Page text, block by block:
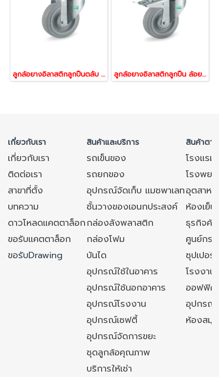
ลูกล้อยางอิลาสติกลูกปืนตลับ ล้อยาง ล้อไม่ทำพื้นเป็นรอย รับน้ำหนัก 250-450 กก.สกรูหมุน รุ่น UFP ยี่ห้อ TENTE 13087,13100,13124 ลูกล้อยางอิลาสติกลูกปืน ล้อยาง ล้อไม่ทำพื้นเป็นรอย ตลับรับน้ำหนัก 250-450 กก.สกรูเบรก รุ่น UFP ยี่ห้อ TENTE 13148,13162,13186
เกี่ยวกับเรา สินค้าและบริการ สินค้าตา
เกี่ยวกับเรา รถเข็นของ
โรงแร
ติดต่อเรา
รถยกของ
โรงพย
สาขาที่ตั้ง
อุปกรณ์จัดเก็บ แมชพาเลทอุตสาหก
บทความ
ชั้นวางของเอนกประสงค์
ห้องเย็
ดาวโหลดแคตตาล็อกกล่องลังพลาสติก
ธุรกิจค้
ขอรับแคตตาล็อก
กล่องโฟม
ศูนย์กร
ขอรับDrawing
บันได
ซุปเปอ
อุปกรณ์ใช้ในอาคาร
โรงงา
อุปกรณ์ใช้นอกอาคาร
ออฟฟิศ/
อุปกรณ์โรงงาน
อุปกรณ์
อุปกรณ์เซฟตี้
ห้องสมุ
อุปกรณ์จัดการขยะ
ชุดลูกล้อคุณภาพ
บริการให้เช่า